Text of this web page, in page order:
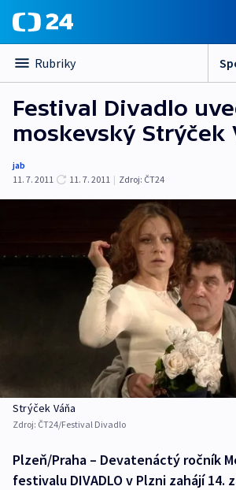
Rubriky
Festival Divadlo
moskevský Strýček
jab
11. 7. 2011
11. 7. 2011 | Zdroj: ČT24
Strýček Váňa
Zdroj: ČT24/Festival Divadlo
Plzeň/Praha – Devatenáctý ročník
festivalu DIVADLO v Plzni zahájí 14.